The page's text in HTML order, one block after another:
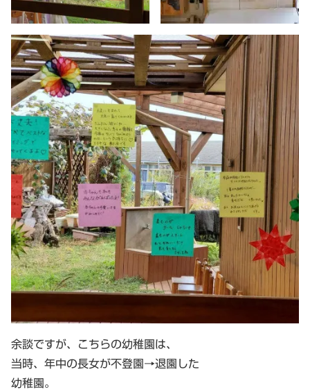
余談ですが、こちらの幼稚園は、
当時、年中の長女が不登園→退園した
幼稚園。